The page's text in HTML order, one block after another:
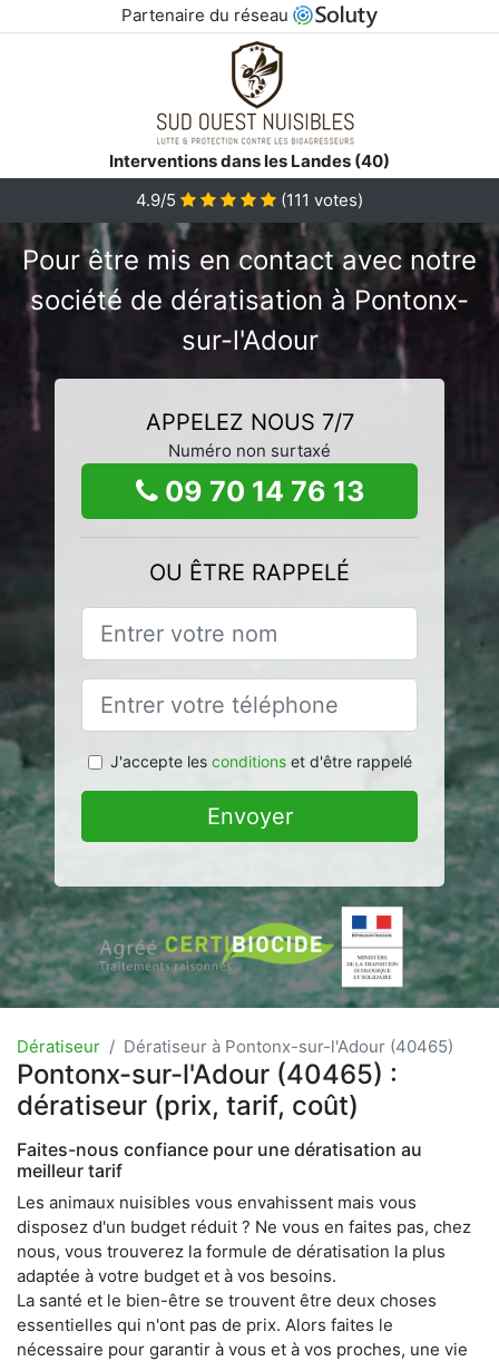
Partenaire du réseau
Interventions dans les Landes (40)
4.9/5
(111 votes)
Pour être mis en contact avec notre
société de dératisation à Pontonx-
sur-l'Adour
APPELEZ NOUS 7/7
Numéro non surtaxé
09 70 14 76 13
OU ÊTRE RAPPELÉ
J'accepte les conditionset d'être rappelé
Envoyer
Dératiseur Dératiseur à Pontonx-sur-l'Adour (40465)
Pontonx-sur-l'Adour (40465) :
dératiseur (prix, tarif, coût)
Faites-nous confiance pour une dératisation au
meilleur tarif
Les animaux nuisibles vous envahissent mais vous
disposez d'un budget réduit ? Ne vous en faites pas, chez
nous, vous trouverez la formule de dératisation la plus
adaptée à votre budget et à vos besoins.
La santé et le bien-être se trouvent être deux choses
essentielles qui n'ont pas de prix. Alors faites le
nécessaire pour garantir à vous et à vos proches, une vie